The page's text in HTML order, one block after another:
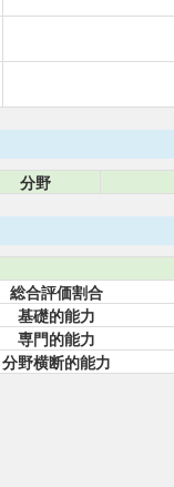
分野
総合評価割合
基礎的能力
専門的能力
分野横断的能力